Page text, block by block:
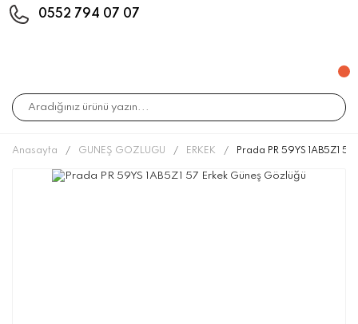
0552 794 07 07
Anasayfa GÜNEŞ GÖZLÜĞÜ ERKEK Prada PR 59YS 1AB5Z1